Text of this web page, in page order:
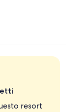
resort